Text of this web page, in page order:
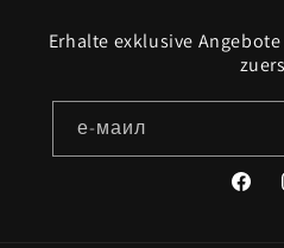
Erhalte exklusive
е-маил